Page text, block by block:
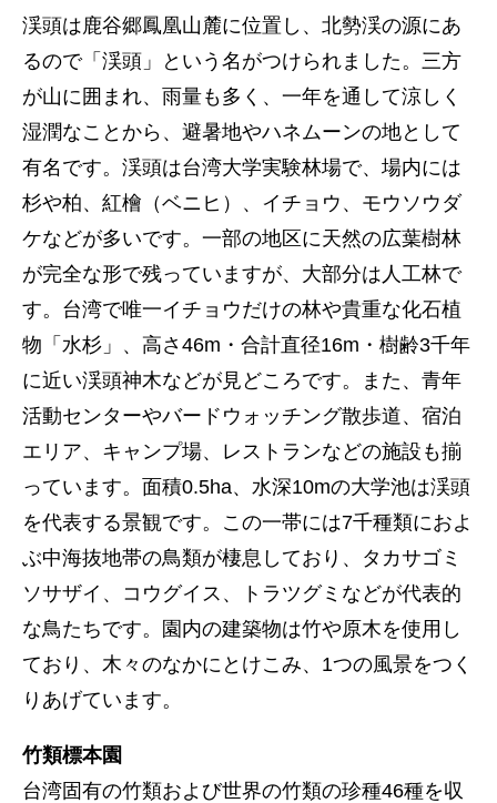
渓頭は鹿谷郷鳳凰山麓に位置し、北勢渓の源にあ
るので「渓頭」という名がつけられました。三方
が山に囲まれ、雨量も多く、一年を通して涼しく
湿潤なことから、避暑地やハネムーンの地として
有名です。渓頭は台湾大学実験林場で、場内には
杉や柏、紅檜（ベニヒ）、イチョウ、モウソウダ
ケなどが多いです。一部の地区に天然の広葉樹林
が完全な形で残っていますが、大部分は人工林で
す。台湾で唯一イチョウだけの林や貴重な化石植
物「水杉」、高さ46m・合計直径16m・樹齢3千年
に近い渓頭神木などが見どころです。また、青年
活動センターやバードウォッチング散歩道、宿泊
エリア、キャンプ場、レストランなどの施設も揃
っています。面積0.5ha、水深10mの大学池は渓頭
を代表する景観です。この一帯には7千種類におよ
ぶ中海抜地帯の鳥類が棲息しており、タカサゴミ
ソサザイ、コウグイス、トラツグミなどが代表的
な鳥たちです。園内の建築物は竹や原木を使用し
ており、木々のなかにとけこみ、1つの風景をつく
りあげています。
竹類標本園
台湾固有の竹類および世界の竹類の珍種46種を収